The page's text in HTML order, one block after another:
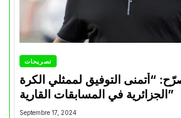
تصريحات
“أتمنى التوفيق لممثلي الكرة
الجزائرية في المسابقات القارية”
Septembre 17, 2024